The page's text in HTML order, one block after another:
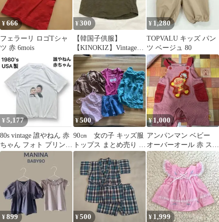
¥666
フェラーリ ロゴTシャ
ツ 赤 6mois
¥300
【韓国子供服】
【KINOKIZ】Vintageロ
ゴTシャツ・半袖《サ
イズXS》
¥ 1,280
TOPVALU キッズ パン
ツ ベージュ 80
¥ 5,177
80s vintage 誰やねん 赤
ちゃん フォト プリント
Tシャツ XL
¥500
90㎝ 女の子 キッズ服
トップス まとめ売り 5
点セット
¥ 1,000
アンパンマン ベビー
オーバーオール 赤 スト
ライプ
¥899 ¥500 ¥ 1,999